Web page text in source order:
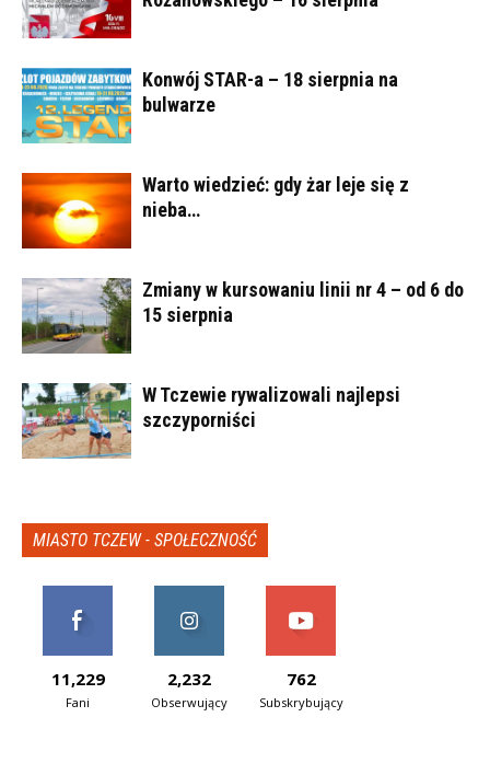
Konwój STAR-a – 18 sierpnia na
bulwarze
Warto wiedzieć: gdy żar leje się z
nieba…
Zmiany w kursowaniu linii nr 4 – od 6 do
15 sierpnia
W Tczewie rywalizowali najlepsi
szczyporniści
MIASTO TCZEW - SPOŁECZNOŚĆ
11,229
Fani
2,232
Obserwujący
762
Subskrybujący